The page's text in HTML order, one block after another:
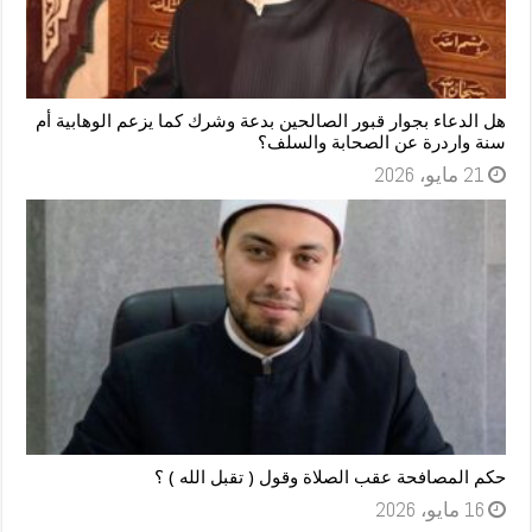
هل الدعاء بجوار قبور الصالحين بدعة وشرك كما يزعم الوهابية أم
سنة واردرة عن الصحابة والسلف؟
21 مايو، 2026
حكم المصافحة عقب الصلاة وقول ( تقبل الله ) ؟
16 مايو، 2026